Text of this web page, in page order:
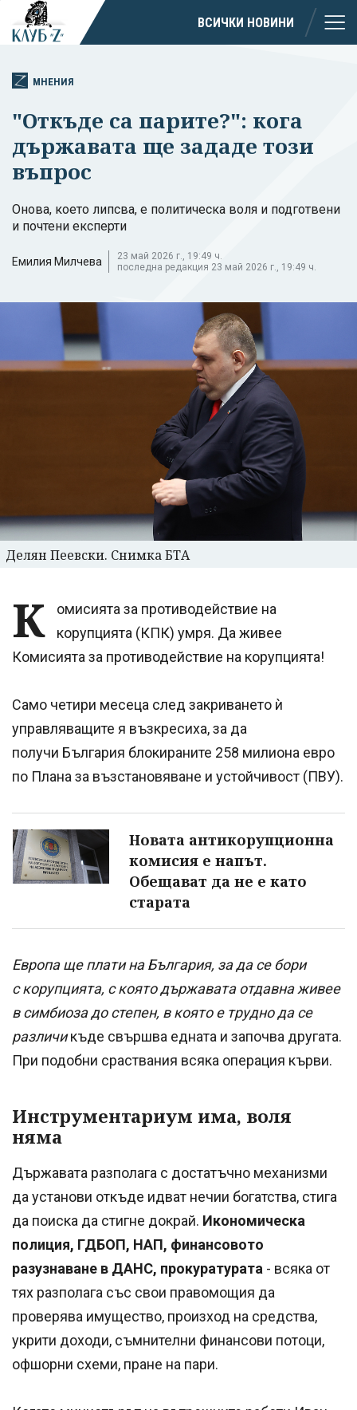
ВСИЧКИ НОВИНИ
МНЕНИЯ
"Откъде са парите?": кога
държавата ще зададе този
въпрос
Онова, което липсва, е политическа воля и подготвени
и почтени експерти
Емилия Милчева
23 май 2026 г., 19:49 ч.
последна редакция 23 май 2026 г., 19:49 ч.
Делян Пеевски. Снимка БТА
К
омисията за противодействие на
корупцията (КПК) умря. Да живее
Комисията за противодействие на корупцията!
Само четири месеца след закриването ѝ
управляващите я възкресиха, за да
получи България блокираните 258 милиона евро
по Плана за възстановяване и устойчивост (ПВУ).
Новата антикорупционна
комисия е напът.
Обещават да не е като
старата
Европа ще плати на България, за да се бори
с корупцията, с която държавата отдавна живее
в симбиоза до степен, в която е трудно да се
различикъде свършва едната и започва другата.
При подобни сраствания всяка операция кърви.
Инструментариум има, воля
няма
Държавата разполага с достатъчно механизми
да установи откъде идват нечии богатства, стига
да поиска да стигне докрай. Икономическа
полиция, ГДБОП, НАП, финансовото
разузнаване в ДАНС, прокуратурата - всяка от
тях разполага със свои правомощия да
проверява имущество, произход на средства,
укрити доходи, съмнителни финансови потоци,
офшорни схеми, пране на пари.